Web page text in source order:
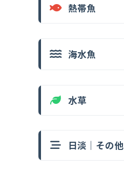
熱帯魚
海水魚
水草
日淡｜その他